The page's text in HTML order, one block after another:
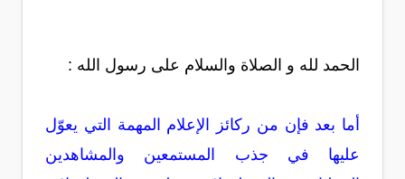
الحمد لله و الصلاة والسلام على رسول الله :
أما بعد فإن من ركائز الإعلام المهمة التي يعوّل
عليها في جذب المستمعين والمشاهدين